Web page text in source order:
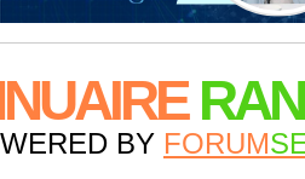
BY FORUM